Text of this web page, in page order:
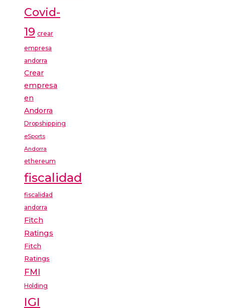
Covid-
19 crear
empresa
andorra
Crear
empresa
en
Andorra
Dropshipping
eSports
Andorra
ethereum
fiscalidad
fiscalidad
andorra
Fitch
Ratings
Fitch
Ratings
FMI
Holding
IGI